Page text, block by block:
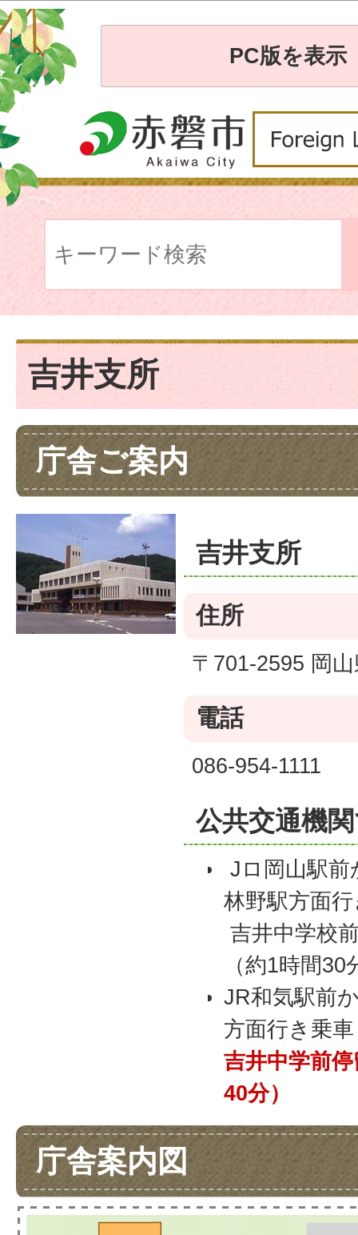
PC版を表示
吉井支所
庁舎ご案内
吉井支所
住所
〒701-2595 岡
電話
086-954-1111
公共交通機
Jロ岡山駅前
林野駅方面
吉井中学校
（約1時間30
JR和気駅前
方面行き乗車
吉井中学前
40分）
庁舎案内図